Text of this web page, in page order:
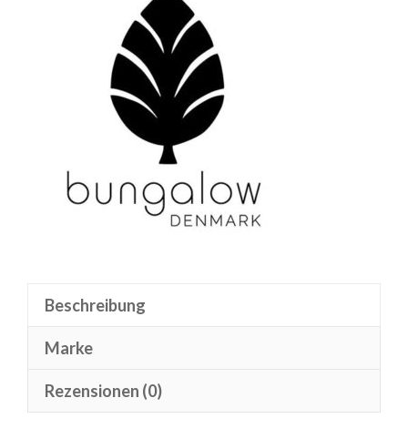
Beschreibung
Marke
Rezensionen (0)